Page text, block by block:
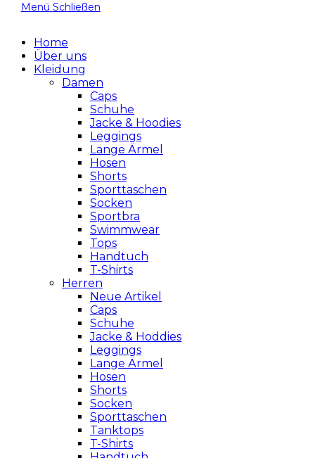
Menü Schließen
Home
Über uns
Kleidung
Damen
Caps
Schuhe
Jacke & Hoodies
Leggings
Lange Ärmel
Hosen
Shorts
Sporttaschen
Socken
Sportbra
Swimmwear
Tops
Handtuch
T-Shirts
Herren
Neue Artikel
Caps
Schuhe
Jacke & Hoddies
Leggings
Lange Ärmel
Hosen
Shorts
Socken
Sporttaschen
Tanktops
T-Shirts